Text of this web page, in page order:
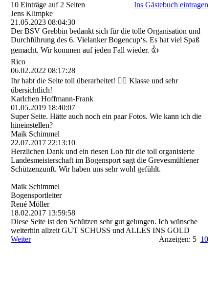
10 Einträge auf 2 Seiten
Ins Gästebuch eintragen
Jens Klimpke
21.05.2023 08:04:30
Der BSV Grebbin bedankt sich für die tolle Organisation und
Durchführung des 6. Vielanker Bogencup‘s. Es hat viel Spaß
gemacht. Wir kommen auf jeden Fall wieder. 👍
Rico
06.02.2022 08:17:28
Ihr habt die Seite toll überarbeitet! 👍🏼 Klasse und sehr
übersichtlich!
Karlchen Hoffmann-Frank
01.05.2019 18:40:07
Super Seite. Hätte auch noch ein paar Fotos. Wie kann ich die
hineinstellen?
Maik Schimmel
22.07.2017 22:13:10
Herzlichen Dank und ein riesen Lob für die toll organisierte
Landesmeisterschaft im Bogensport sagt die Grevesmühlener
Schützenzunft. Wir haben uns sehr wohl gefühlt.
Maik Schimmel
Bogensportleiter
René Möller
18.02.2017 13:59:58
Diese Seite ist den Schützen sehr gut gelungen. Ich wünsche
weiterhin allzeit GUT SCHUSS und ALLES INS GOLD
Weiter
Anzeigen: 5 10